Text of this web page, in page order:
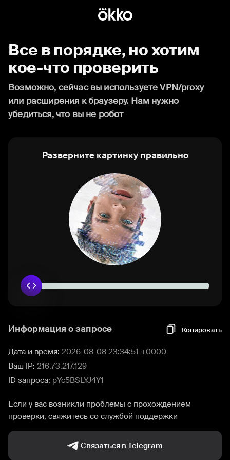
Все в порядке, но хотим
кое-что проверить
Возможно, сейчас вы используете VPN/proxy
или расширения к браузеру. Нам нужно
убедиться, что вы не робот
Разверните картинку правильно
Информация о запросе Копировать
Дата и время: 2026-08-08 23:34:51 +0000
Ваш IP: 216.73.217.129
ID запроса: pYc5BSLYJ4Y1
Если у вас возникли проблемы с прохождением
проверки, свяжитесь со службой поддержки
Связаться в Telegram